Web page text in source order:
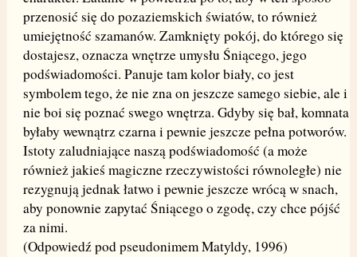
przenosić się do pozaziemskich światów, to również
umiejętność szamanów. Zamknięty pokój, do którego się
dostajesz, oznacza wnętrze umysłu Śniącego, jego
podświadomości. Panuje tam kolor biały, co jest
symbolem tego, że nie zna on jeszcze samego siebie, ale i
nie boi się poznać swego wnętrza. Gdyby się bał, komnata
byłaby wewnątrz czarna i pewnie jeszcze pełna potworów.
Istoty zaludniające naszą podświadomość (a może
również jakieś magiczne rzeczywistości równoległe) nie
rezygnują jednak łatwo i pewnie jeszcze wrócą w snach,
aby ponownie zapytać Śniącego o zgodę, czy chce pójść
za nimi.
(Odpowiedź pod pseudonimem Matyldy, 1996)